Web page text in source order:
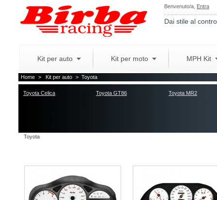
Kit per auto Kit per moto MPH Kit
Benvenuto/a, Entra
Dai stile al
Home > Kit per auto > Toyota
Toyota Celica Toyota GT86 Toyota MR2
Toyota